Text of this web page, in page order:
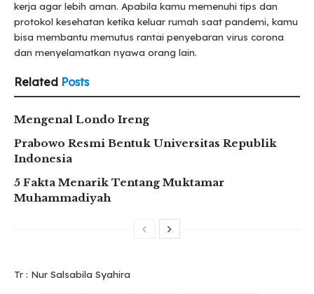
kerja agar lebih aman. Apabila kamu memenuhi tips dan
protokol kesehatan ketika keluar rumah saat pandemi, kamu
bisa membantu memutus rantai penyebaran virus corona
dan menyelamatkan nyawa orang lain.
Related Posts
Mengenal Londo Ireng
Prabowo Resmi Bentuk Universitas Republik
Indonesia
5 Fakta Menarik Tentang Muktamar
Muhammadiyah
Tr : Nur Salsabila Syahira